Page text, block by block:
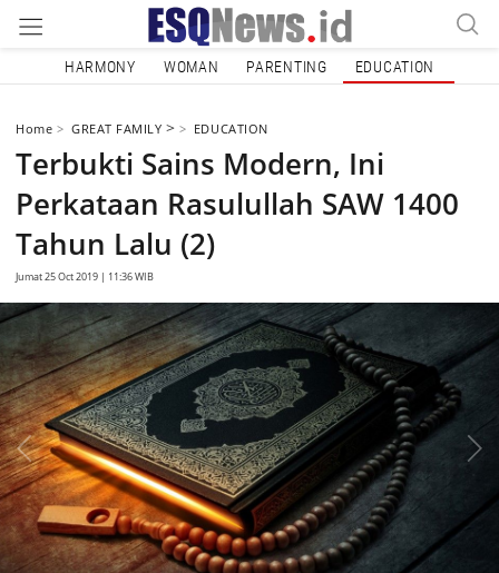
HARMONY WOMAN PARENTING EDUCATION
Home GREAT FAMILY > EDUCATION
Terbukti Sains Modern, Ini
Perkataan Rasulullah SAW 1400
Tahun Lalu (2)
Jumat 25 Oct 2019 | 11:36 WIB